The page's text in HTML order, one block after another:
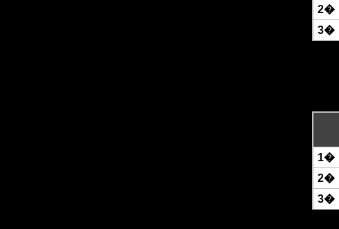
2�
3�
1�
2�
3�